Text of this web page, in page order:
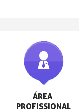
ÁREA
PROFISSIONAL